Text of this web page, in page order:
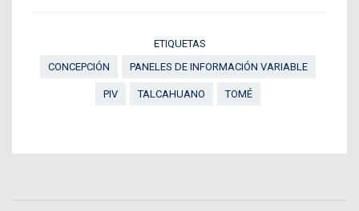
ETIQUETAS
CONCEPCIÓN
PANELES DE INFORMACIÓN VARIABLE
PIV TALCAHUANO TOMÉ